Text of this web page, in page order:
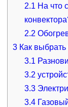
2.1 На что
2.2
3Как выбрать
3.1
3.2
3.3
3.4